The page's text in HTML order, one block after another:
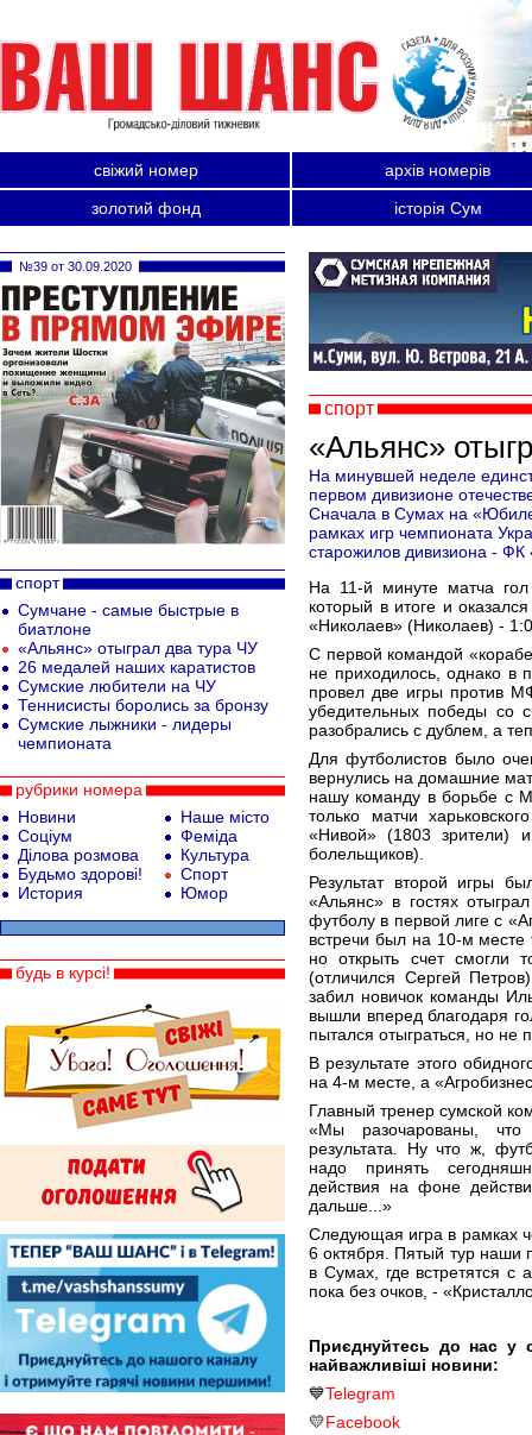
свіжий номер
архів номерів
золотий фонд
історія Сум
спорт
«Альянс»
На минувшей неделе
первом дивизионе
Сначала в Сумах на
рамках игр чемпионата
старожилов дивизиона - ФК
На 11-й минуте матча
который в итоге и
«Николаев» (Николаев) -
С первой командой
не приходилось, однако в
провел две игры против
убедительных победы со
разобрались с дублем, а
Для футболистов было
вернулись на домашние
нашу команду в борьбе с
только матчи
«Нивой» (1803 зрители)
болельщиков).
Результат второй игры
«Альянс» в гостях
футболу в первой лиге с
встречи был на 10-м месте
но открыть счет смогли
(отличился Сергей
забил новичок команды
вышли вперед благодаря
пытался отыграться, но не
В результате этого
на 4-м месте, а
Главный тренер сумской
«Мы разочарованы, что
результата. Ну что ж,
надо принять
действия на фоне
дальше...»
Следующая игра в рамках
6 октября. Пятый тур
в Сумах, где встретятся с
пока без очков, -
Приєднуйтесь до нас у
найважливіші новини:
💙Telegram
💛Facebook
№39 от 30.09.2020
спорт
Сумчане - самые быстрые в
биатлоне
«Альянс» отыграл два тура ЧУ
26 медалей наших каратистов
Сумские любители на ЧУ
Теннисисты боролись за бронзу
Сумские лыжники - лидеры
чемпионата
рубрики номера
Новини
Соціум
Ділова розмова
Будьмо здорові!
История
Наше місто
Феміда
Культура
Спорт
Юмор
будь в курсі!